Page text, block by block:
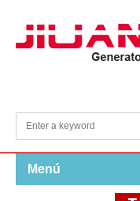
Menú